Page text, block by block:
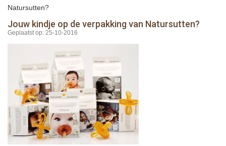
Natursutten?
Jouw kindje op de verpakking van Natursutten?
Geplaatst op: 25-10-2016